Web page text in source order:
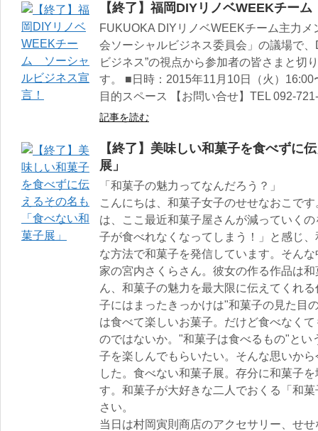
【終了】福岡DIYリノベWEEKチー
FUKUOKA DIYリノベWEEKチーム主力
会ソーシャルビジネス委員会」の議場で
ビジネス”の視点から参加者の皆さまと切
す。 ■日時：2015年11月10日（火）
目的スペース 【お問い合せ】TEL 092-
記事を読む
【終了】美味しい和菓子を食べずに
展」
「和菓子の魅力ってなんだろう？」
こんにちは、和菓子女子のせせなおこで
は、ここ最近和菓子屋さんが減っていく
子が食べれなくなってしまう！」と感じ
な方法で和菓子を発信しています。そん
家の宮内さくらさん。彼女の作る作品は
ん、和菓子の魅力を最大限に伝えてくれ
子にはまったきっかけは"和菓子の見た目
は食べて楽しいお菓子。だけど食べなく
のではないか。"和菓子は食べるもの"と
子を楽しんでもらいたい。そんな思いか
した。食べない和菓子展。存分に和菓子
す。和菓子が大好きな二人でおくる「和
さい。
当日は村岡寅則商店のアクセサリー、せ